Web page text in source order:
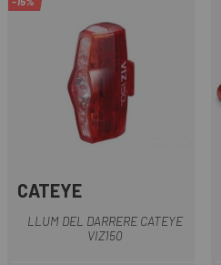
CATEYE
LLUM DEL DARRERE CATEYE
VIZ150